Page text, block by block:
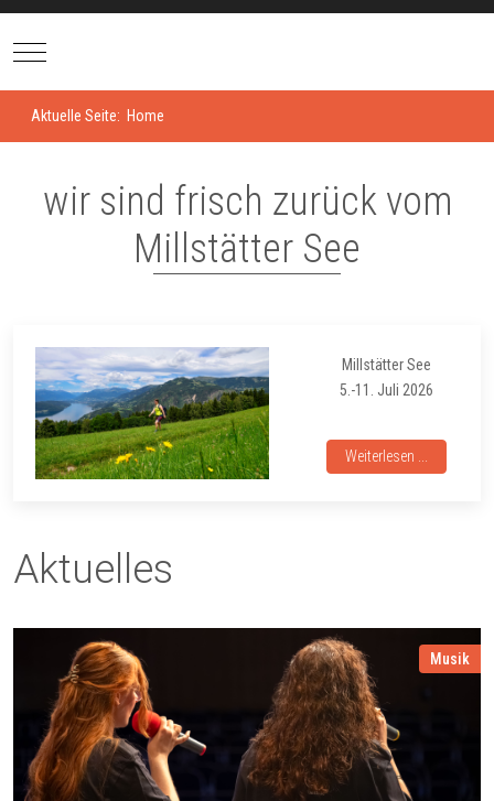
Mobile Menu Toggle
Aktuelle Seite: Home
wir sind frisch zurück vom
Millstätter See
Millstätter See
5.-11. Juli 2026
Weiterlesen ...
Aktuelles
Musik